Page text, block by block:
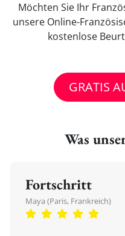
Möchten Sie Ihr
unsere Online-
kostenlose
GRATIS
Was
Fortschritt
Maya (Paris, Frankreich)